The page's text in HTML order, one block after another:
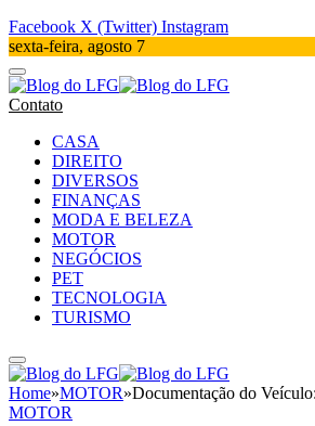
Facebook X (Twitter) Instagram
sexta-feira, agosto 7
Contato
CASA
DIREITO
DIVERSOS
FINANÇAS
MODA E BELEZA
MOTOR
NEGÓCIOS
PET
TECNOLOGIA
TURISMO
Home»MOTOR»Documentação do
MOTOR